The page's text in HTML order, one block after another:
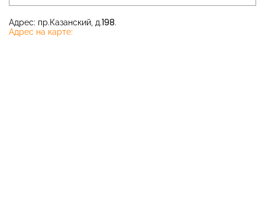
Адрес: пр.Казанский, д.198.
Адрес на карте: